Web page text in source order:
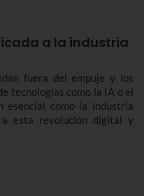
a la industria
fuera del empuje y los
tecnologías como la IA o el
esencial como la industria
esta revolución digital y